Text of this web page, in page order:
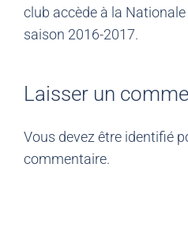
club accède à la
saison 2016-2017.
Laisser un
Vous devez être identifié
commentaire.